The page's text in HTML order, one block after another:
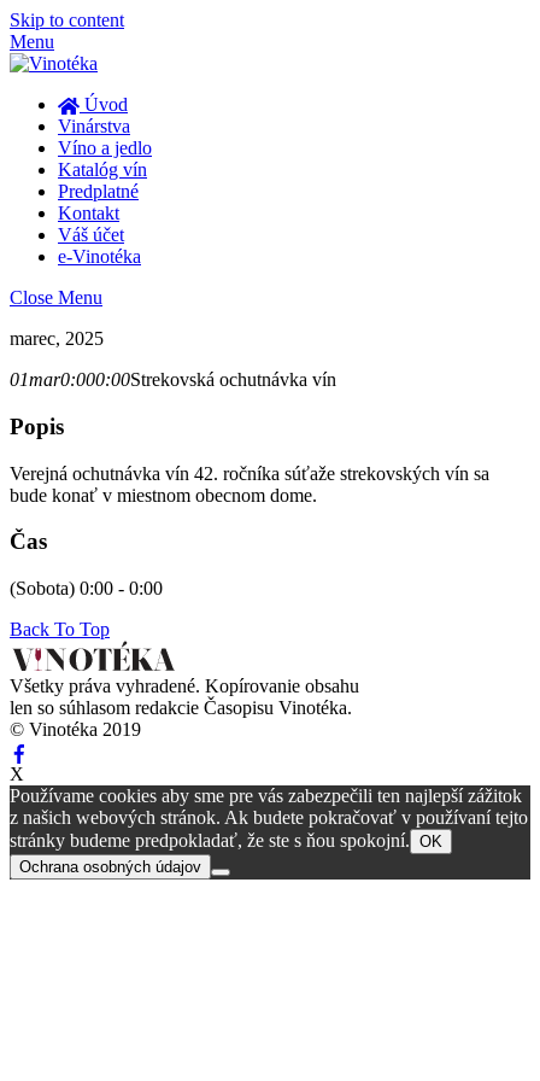
Skip to content
Menu
Úvod
Vinárstva
Víno a jedlo
Katalóg vín
Predplatné
Kontakt
Váš účet
e-Vinotéka
Close Menu
marec, 2025
01mar0:000:00Strekovská ochutnávka vín
Popis
Verejná ochutnávka vín 42. ročníka súťaže strekovských vín sa
bude konať v miestnom obecnom dome.
Čas
(Sobota) 0:00 - 0:00
Back To Top
Všetky práva vyhradené. Kopírovanie obsahu
len so súhlasom redakcie Časopisu Vinotéka.
© Vinotéka 2019
X
Používame cookies aby sme pre vás zabezpečili ten najlepší zážitok
z našich webových stránok. Ak budete pokračovať v používaní tejto
stránky budeme predpokladať, že ste s ňou spokojní. OK
Ochrana osobných údajov